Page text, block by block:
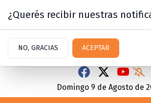
Domingo 9 de Agosto de
¿Querés recibir nuestras
NO, GRACIAS ACEPTAR